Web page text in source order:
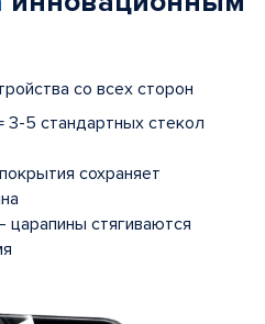
со всех сторон
3-5 стандартных стекол
сохраняет
стягиваются